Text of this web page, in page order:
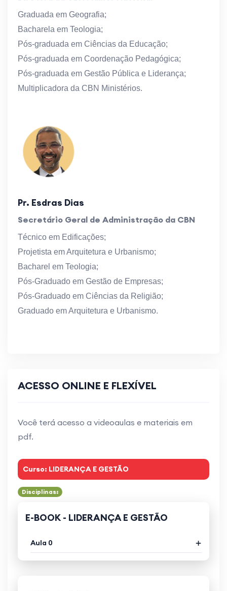
Graduada em Geografia;
Bacharela em Teologia;
Pós-graduada em Ciências da Educação;
Pós-graduada em Coordenação Pedagógica;
Pós-graduada em Gestão Pública e Liderança;
Multiplicadora da CBN Ministérios.
Pr. Esdras Dias
Secretário Geral de Administração da CBN
Técnico em Edificações;
Projetista em Arquitetura e Urbanismo;
Bacharel em Teologia;
Pós-Graduado em Gestão de Empresas;
Pós-Graduado em Ciências da Religião;
Graduado em Arquitetura e Urbanismo.
ACESSO ONLINE E FLEXÍVEL
Você terá acesso a videoaulas e materiais em
pdf.
Curso: LIDERANÇA E GESTÃO
Disciplinas:
E-BOOK - LIDERANÇA E GESTÃO
Aula 0